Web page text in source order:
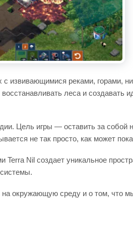
с извивающимися реками, горами,
леса и создавать
Цель игры — оставить за собой
не так просто, как может
Nil создает уникальное
на окружающую среду и о том, что